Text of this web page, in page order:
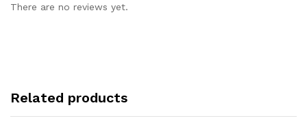
There are no reviews yet.
Related products